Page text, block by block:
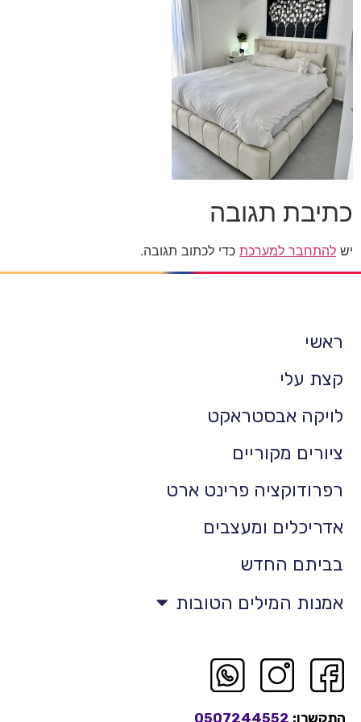
כתיבת תגובה
יש להתחבר למערכת כדי לכתוב תגובה.
ראשי
קצת עלי
לויקה אבסטראקט
ציורים מקוריים
רפרודוקציה פרינט ארט
אדריכלים ומעצבים
בביתם החדש
אמנות המילים הטובות
התקשרו: 0507244552